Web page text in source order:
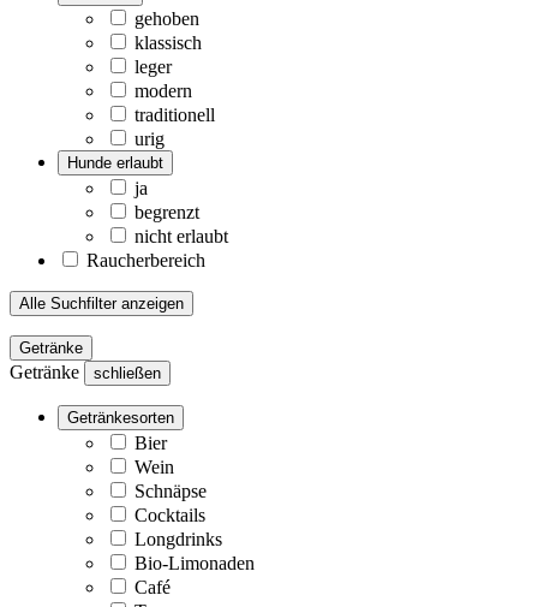
gehoben
klassisch
leger
modern
traditionell
urig
Hunde erlaubt
ja
begrenzt
nicht erlaubt
Raucherbereich
Alle Suchfilter anzeigen
Getränke
Getränke schließen
Getränkesorten
Bier
Wein
Schnäpse
Cocktails
Longdrinks
Bio-Limonaden
Café